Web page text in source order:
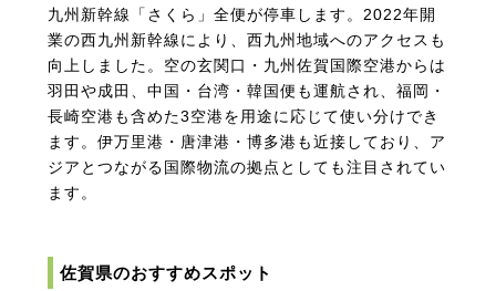
九州新幹線「さくら」全便が停車します。2022年開
業の西九州新幹線により、西九州地域へのアクセスも
向上しました。空の玄関口・九州佐賀国際空港からは
羽田や成田、中国・台湾・韓国便も運航され、福岡・
長崎空港も含めた3空港を用途に応じて使い分けでき
ます。伊万里港・唐津港・博多港も近接しており、ア
ジアとつながる国際物流の拠点としても注目されてい
ます。
佐賀県のおすすめスポット